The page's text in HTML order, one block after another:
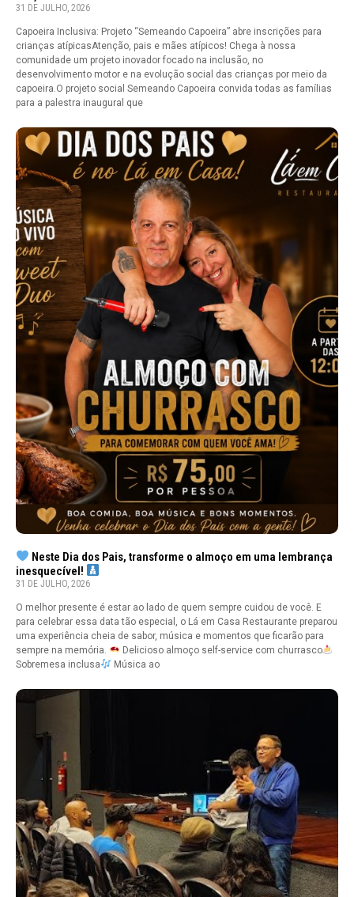
31 DE JULHO, 2026
Capoeira Inclusiva: Projeto “Semeando Capoeira” abre inscrições para
crianças atípicasAtenção, pais e mães atípicos! Chega à nossa
comunidade um projeto inovador focado na inclusão, no
desenvolvimento motor e na evolução social das crianças por meio da
capoeira.O projeto social Semeando Capoeira convida todas as famílias
para a palestra inaugural que
Neste Dia dos Pais, transforme o almoço em uma lembrança
inesquecível!
31 DE JULHO, 2026
O melhor presente é estar ao lado de quem sempre cuidou de você. E
para celebrar essa data tão especial, o Lá em Casa Restaurante preparou
uma experiência cheia de sabor, música e momentos que ficarão para
sempre na memória.
Delicioso almoço self-service com churrasco
Sobremesa inclusa
Música ao